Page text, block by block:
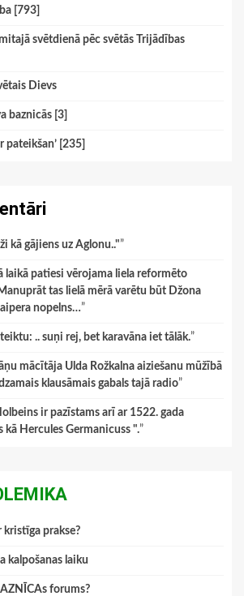
[793]
svētdienā pēc svētās Trijādības
Dievs
baznicās [3]
pateikšan’ [235]
kā gājiens uz Aglonu.."”
laikā patiesi vērojama liela reformēto
tas lielā mērā varētu būt Džona
nopelns…”
teiktu: .. suņi rej, bet karavāna iet tālāk.”
mācītāja Ulda Rožkalna aiziešanu mūžībā
klausāmais gabals tajā radio”
ir pazīstams arī ar 1522. gada
kā Hercules Germanicuss ".”
prakse?
kalpošanas laiku
forums?